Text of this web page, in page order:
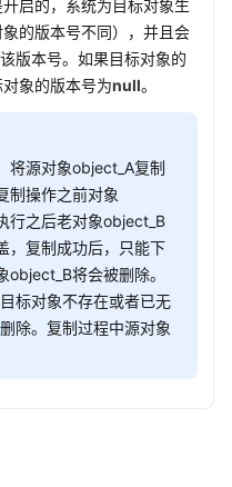
启的，系统为目标对象生
的版本号不同），并且会
版本号。如果目标对象的
象的版本号为null。
将源对象object_A复制
制操作之前对象
行之后老对象object_B
，复制成功后，只能下
将会被删除。
标对象不存在或者已无
除。复制过程中源对象